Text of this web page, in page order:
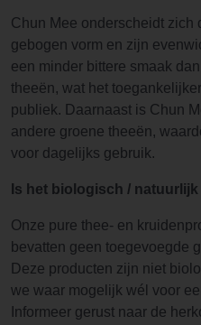
Chun Mee onderscheidt zich
gebogen vorm en zijn
een minder bittere smaak
theeën, wat het
publiek. Daarnaast is Chun
andere groene theeën,
voor dagelijks gebruik.
Is het biologisch /
Onze pure thee- en
bevatten geen toegevoegde
Deze producten zijn niet
we waar mogelijk wél voor
Informeer gerust naar de